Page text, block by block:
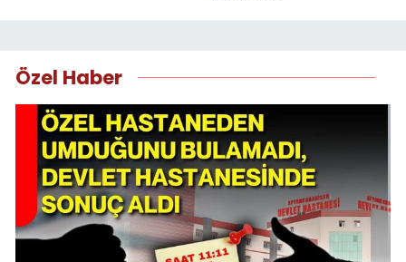
Özel Haber